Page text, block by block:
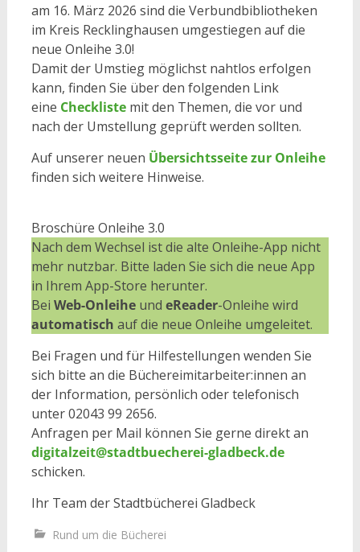
am 16. März 2026 sind die Verbundbibliotheken
im Kreis Recklinghausen umgestiegen auf die
neue Onleihe 3.0!
Damit der Umstieg möglichst nahtlos erfolgen
kann, finden Sie über den folgenden Link
eine Checklistemit den Themen, die vor und
nach der Umstellung geprüft werden sollten.
Auf unserer neuen Übersichtsseite zur Onleihe
finden sich weitere Hinweise.
Broschüre Onleihe 3.0
Nach dem Wechsel ist die alte Onleihe-App nicht
mehr nutzbar. Bitte laden Sie sich die neue App
in Ihrem App-Store herunter.
Bei Web-Onleihe und eReader-Onleihe wird
automatisch auf die neue Onleihe umgeleitet.
Bei Fragen und für Hilfestellungen wenden Sie
sich bitte an die Büchereimitarbeiter:innen an
der Information, persönlich oder telefonisch
unter 02043 99 2656.
Anfragen per Mail können Sie gerne direkt an
digitalzeit@stadtbuecherei-gladbeck.de
schicken.
Ihr Team der Stadtbücherei Gladbeck
Rund um die Bücherei